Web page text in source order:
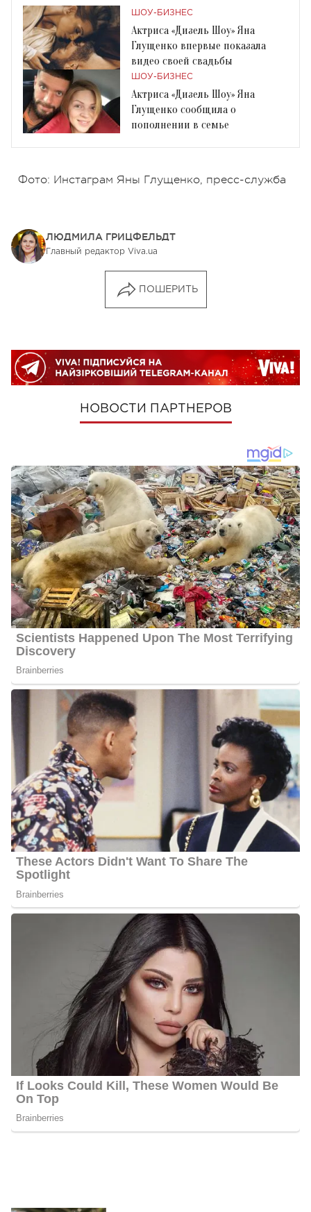
ШОУ-БИЗНЕС
Актриса «Дизель Шоу» Яна
Глущенко впервые показала
видео своей свадьбы
ШОУ-БИЗНЕС
Актриса «Дизель Шоу» Яна
Глущенко сообщила о
пополнении в семье
Фото: Инстаграм Яны Глущенко, пресс-служба
ЛЮДМИЛА ГРИЦФЕЛЬДТ
Главный редактор Viva.ua
ПОШЕРИТЬ
НОВОСТИ ПАРТНЕРОВ